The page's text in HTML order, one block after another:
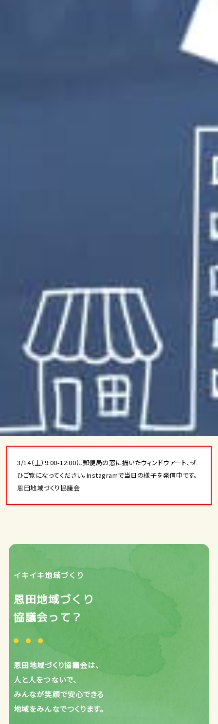
3/14（土）9:00-12:00に郵便局の窓に描いたウィンドウアート、ぜ
ひご覧になってください。Instagramで当日の様子を発信中です。
恩田地域づくり協議会
イキイキ地域づくり
恩田地域づくり
協議会って？
恩田地域づくり協議会は、
人と人をつないで、
みんなが笑顔で安心できる
地域をみんなでつくります。